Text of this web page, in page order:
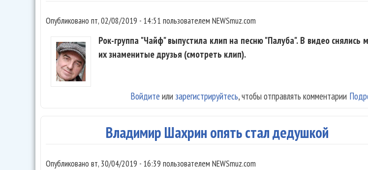
Опубликовано пт, 02/08/2019 - 14:51 пользователем NEWSmuz.com
Рок-группа "Чайф" выпустила клип на песню "Палуба". В видео снялись
их знаменитые друзья (смотреть клип).
Войдите или зарегистрируйтесь, чтобы отправлять комментарии
Владимир Шахрин опять стал дедушкой
Опубликовано вт, 30/04/2019 - 16:39 пользователем NEWSmuz.com